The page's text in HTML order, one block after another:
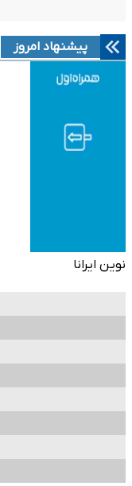
پیشنهاد امروز
نوین ایرانا